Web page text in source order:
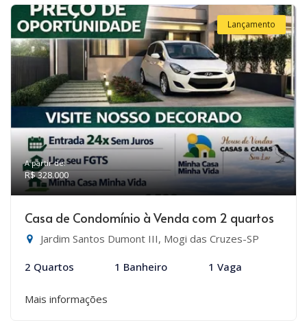
Lançamento
A partir de:
R$ 328.000
Casa de Condomínio à Venda com 2 quartos
Jardim Santos Dumont III, Mogi das Cruzes-SP
2 Quartos 1 Banheiro 1 Vaga
Mais informações